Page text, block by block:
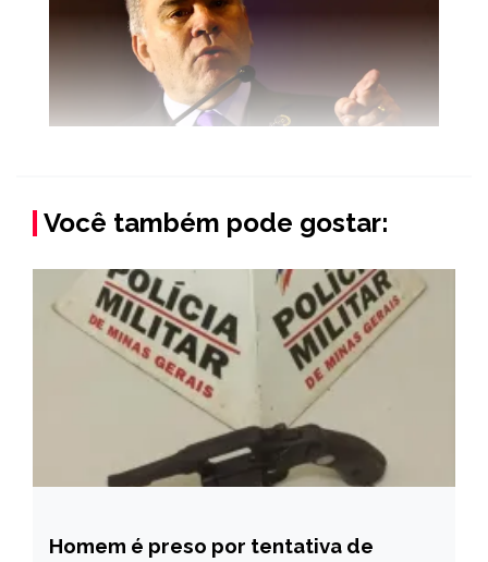
Você também pode gostar:
CAPELINHA
Homem é preso por tentativa de